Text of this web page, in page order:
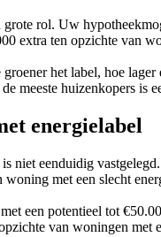
rol. Uw
extra ten opzichte van
het label, hoe
meeste huizenkopers is
energielabel
niet eenduidig
met een slecht
een potentieel tot
van woningen